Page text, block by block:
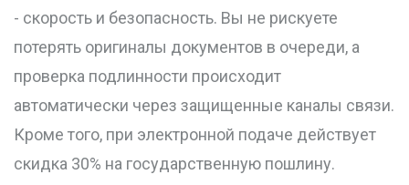
- скорость и безопасность. Вы не рискуете
потерять оригиналы документов в очереди, а
проверка подлинности происходит
автоматически через защищенные каналы связи.
Кроме того, при электронной подаче действует
скидка 30% на государственную пошлину.